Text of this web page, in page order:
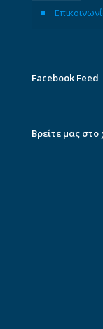
Facebook Feed
Βρείτε μας στο